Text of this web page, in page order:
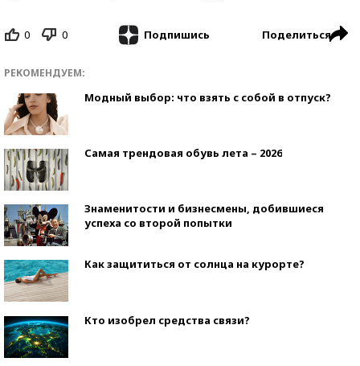
0 0 Подпишись Поделиться
РЕКОМЕНДУЕМ:
Модный выбор: что взять с собой в отпуск?
Самая трендовая обувь лета – 2026
Знаменитости и бизнесмены, добившиеся
успеха со второй попытки
Как защититься от солнца на курорте?
Кто изобрел средства связи?